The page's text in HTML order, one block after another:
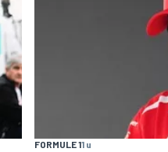
FORMULE 11 u